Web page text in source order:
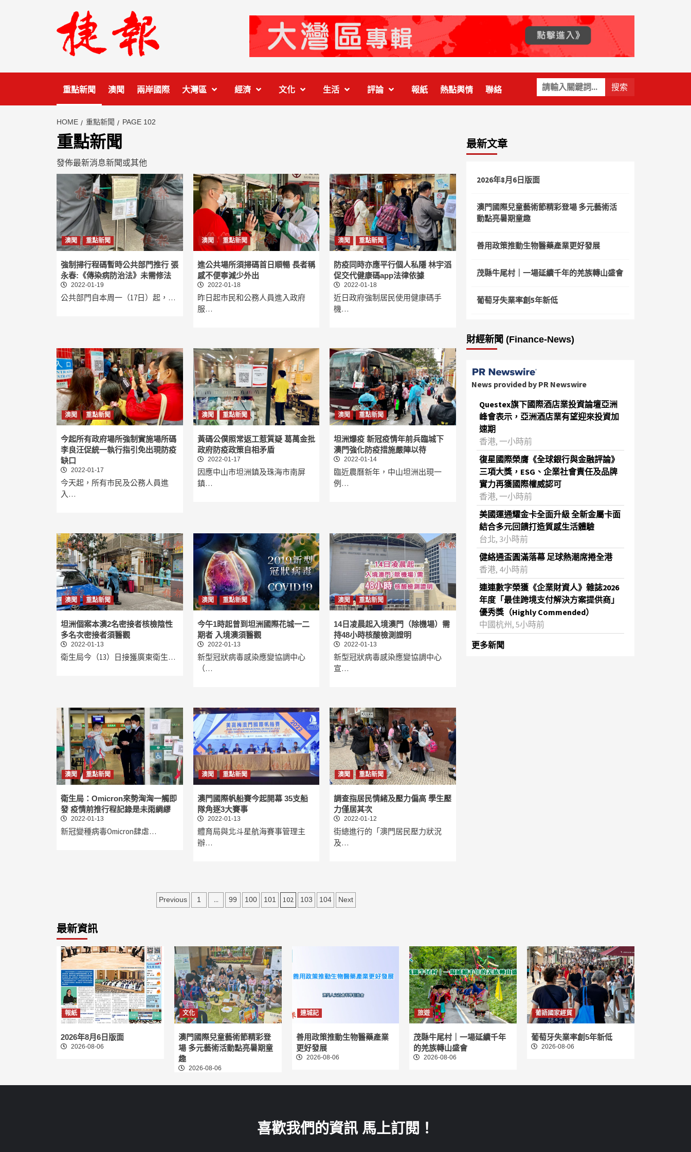
關
鍵
字:
重點新聞 澳聞 兩岸國際 大灣區 經濟 文化 生活 評論 報紙 熱點輿情 聯絡
HOME 重點新聞 PAGE 102
重點新聞
發佈最新消息新聞或其他
澳聞 重點新聞
強制掃行程碼暫時公共部門推行 張
永春:《傳染病防治法》未需修法
2022-01-19
公共部門自本周一（17日）起，…
澳聞 重點新聞
進公共場所須掃碼首日順暢 長者稱
感不便寧減少外出
2022-01-18
昨日起市民和公務人員進入政府
服…
澳聞 重點新聞
防疫同時亦應平行個人私隱 林宇滔
促交代健康碼app法律依據
2022-01-18
近日政府強制居民使用健康碼手
機…
澳聞 重點新聞
今起所有政府場所強制實施場所碼
李良汪促統一執行指引免出現防疫
缺口
2022-01-17
今天起，所有市民及公務人員進
入…
澳聞 重點新聞
黃碼公僕照常返工惹質疑 葛萬金批
政府防疫政策自相矛盾
2022-01-17
因應中山市坦洲鎮及珠海市南屏
鎮…
澳聞 重點新聞
坦洲爆疫 新冠疫情年前兵臨城下
澳門強化防疫措施嚴陣以待
2022-01-14
臨近農曆新年，中山坦洲出現一
例…
澳聞 重點新聞
坦洲個案本澳2名密接者核檢陰性
多名次密接者須醫觀
2022-01-13
衛生局今（13）日接獲廣東衛生…
澳聞 重點新聞
今午1時起曾到坦洲國際花城一二
期者 入境澳須醫觀
2022-01-13
新型冠狀病毒感染應變協調中心
（…
澳聞 重點新聞
14日凌晨起入境澳門（除機場）需
持48小時核酸檢測證明
2022-01-13
新型冠狀病毒感染應變協調中心
宣…
澳聞 重點新聞
衛生局：Omicron來勢洶洶一觸即
發 疫情前推行程記錄是未雨綢繆
2022-01-13
新冠變種病毒Omicron肆虐…
澳聞 重點新聞
澳門國際帆船賽今起開幕 35支船
隊角逐3大賽事
2022-01-13
體育局與北斗星航海賽事管理主
辦…
澳聞 重點新聞
調查指居民情緒及壓力偏高 學生壓
力僅居其次
2022-01-12
街總進行的「澳門居民壓力狀況
及…
文
頁
Previous 1 ... 99 100 101 102 103 104 Next
最新文章
2026年8月6日版面
澳門國際兒童藝術節精彩登場 多元藝術活
動點亮暑期童趣
善用政策推動生物醫藥產業更好發展
茂縣牛尾村｜一場延續千年的羌族轉山盛會
葡萄牙失業率創5年新低
財經新聞 (Finance-News)
News provided by PR Newswire
Questex旗下國際酒店業投資論壇亞洲
峰會表示，亞洲酒店業有望迎來投資加
速期
香港, 一小時前
復星國際榮膺《全球銀行與金融評論》
三項大獎，ESG、企業社會責任及品牌
實力再獲國際權威認可
香港, 一小時前
美國運通耀金卡全面升級 全新金屬卡面
結合多元回饋打造質感生活體驗
台北, 3小時前
健絡通盃圓滿落幕 足球熱潮席捲全港
香港, 4小時前
連連數字榮獲《企業財資人》雜誌2026
年度「最佳跨境支付解決方案提供商」
優秀獎（Highly Commended）
中國杭州, 5小時前
更多新聞
最新資訊
報紙
2026年8月6日版面
2026-08-06
文化
澳門國際兒童藝術節精彩登
場 多元藝術活動點亮暑期童
趣
2026-08-06
連城記
善用政策推動生物醫藥產業
更好發展
2026-08-06
旅遊
茂縣牛尾村｜一場延續千年
的羌族轉山盛會
2026-08-06
葡語國家經貿
葡萄牙失業率創5年新低
2026-08-06
喜歡我們的資訊 馬上訂閱！